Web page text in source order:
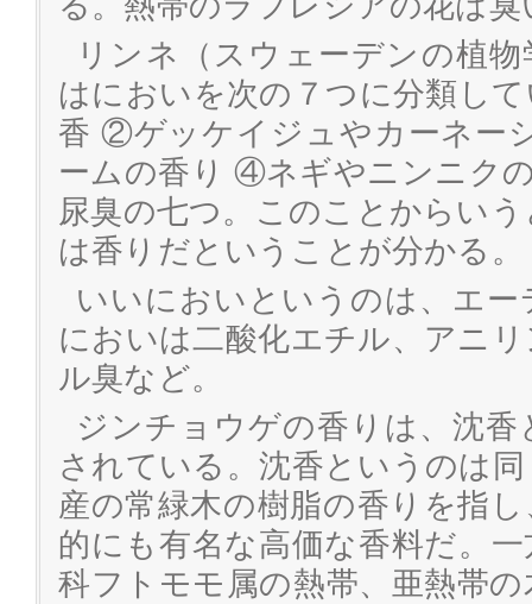
リンネ（スウェーデンの植
はにおいを次の７つに分類し
香 ②ゲッケイジュやカーネー
ームの香り ④ネギやニンニ
尿臭の七つ。このことからい
は香りだということが分かる。
いいにおいというのは、エ
においは二酸化エチル、アニ
ル臭など。
ジンチョウゲの香りは、沈
されている。沈香というのは
産の常緑木の樹脂の香りを指
的にも有名な高価な香料だ。
科フトモモ属の熱帯、亜熱帯